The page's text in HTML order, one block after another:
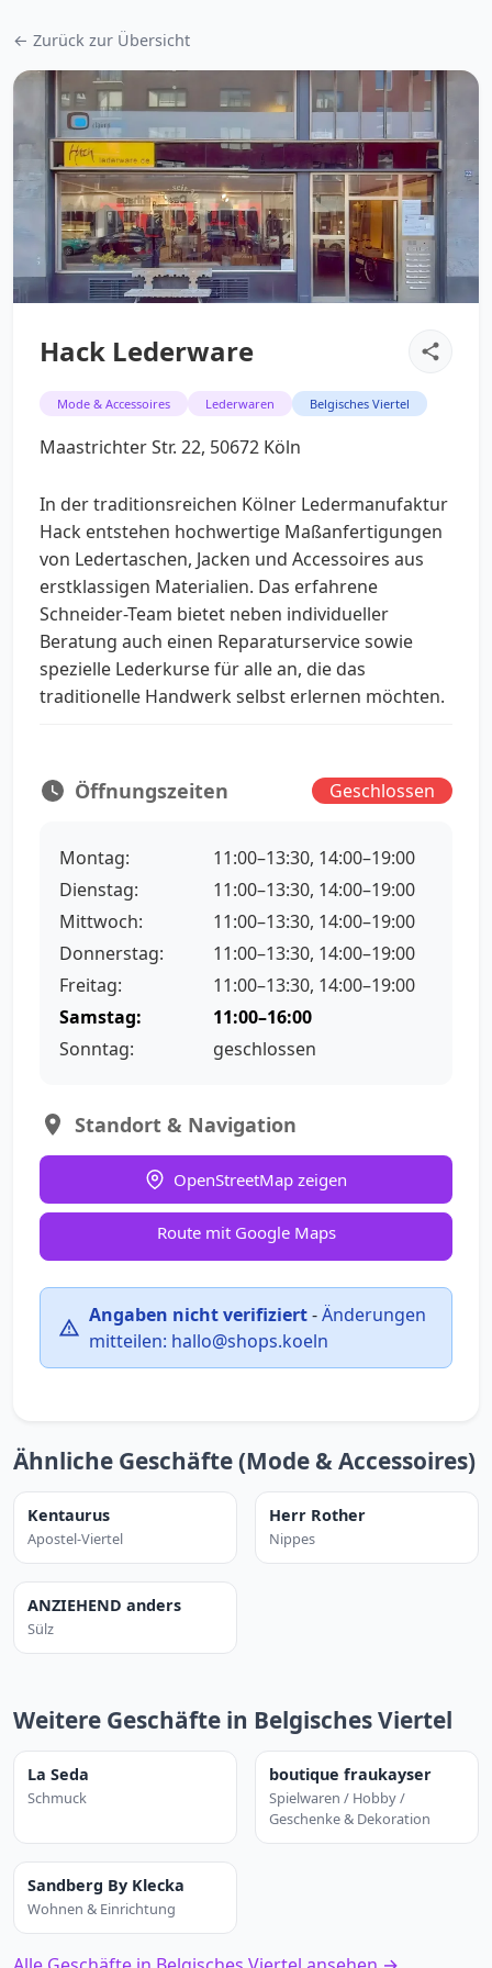
← Zurück zur Übersicht
Hack Lederware
Mode & Accessoires Lederwaren Belgisches Viertel
Maastrichter Str. 22, 50672 Köln
In der traditionsreichen Kölner Ledermanufaktur
Hack entstehen hochwertige Maßanfertigungen
von Ledertaschen, Jacken und Accessoires aus
erstklassigen Materialien. Das erfahrene
Schneider-Team bietet neben individueller
Beratung auch einen Reparaturservice sowie
spezielle Lederkurse für alle an, die das
traditionelle Handwerk selbst erlernen möchten.
Öffnungszeiten Geschlossen
Montag:
11:00–13:30, 14:00–19:00
Dienstag:
11:00–13:30, 14:00–19:00
Mittwoch:
11:00–13:30, 14:00–19:00
Donnerstag:
11:00–13:30, 14:00–19:00
Freitag:
11:00–13:30, 14:00–19:00
Samstag:
11:00–16:00
Sonntag:
geschlossen
Standort & Navigation
OpenStreetMap zeigen
Route mit Google Maps
Angaben nicht verifiziert-Änderungen
mitteilen: hallo@shops.koeln
Ähnliche Geschäfte (Mode & Accessoires)
Kentaurus
Apostel-Viertel
Herr Rother
Nippes
ANZIEHEND anders
Sülz
Weitere Geschäfte in Belgisches Viertel
La Seda
Schmuck
boutique fraukayser
Spielwaren / Hobby /
Geschenke & Dekoration
Sandberg By Klecka
Wohnen & Einrichtung